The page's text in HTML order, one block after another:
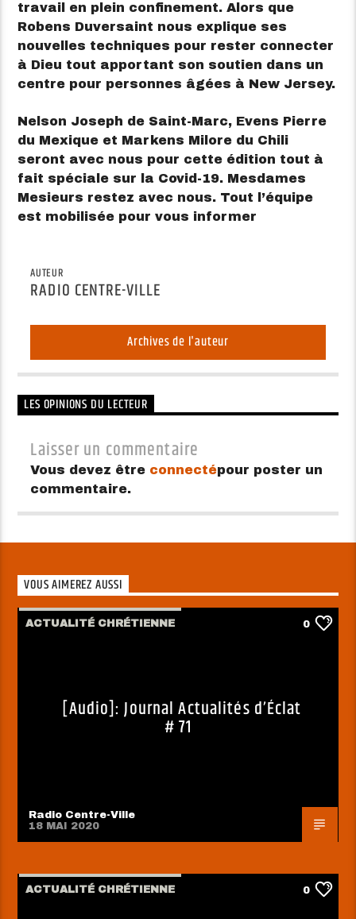
travail en plein confinement. Alors que
Robens Duversaint nous explique ses
nouvelles techniques pour rester connecter
à Dieu tout apportant son soutien dans un
centre pour personnes âgées à New Jersey.
Nelson Joseph de Saint-Marc, Evens Pierre
du Mexique et Markens Milore du Chili
seront avec nous pour cette édition tout à
fait spéciale sur la Covid-19. Mesdames
Mesieurs restez avec nous. Tout l’équipe
est mobilisée pour vous informer
AUTEUR
RADIO CENTRE-VILLE
Archives de l'auteur
LES OPINIONS DU LECTEUR
Laisser un commentaire
Vous devez être connectépour poster un
commentaire.
VOUS AIMEREZ AUSSI
ACTUALITÉ CHRÉTIENNE 0
[Audio]: Journal Actualités d’Éclat
# 71
Radio Centre-Ville
18 MAI 2020
ACTUALITÉ CHRÉTIENNE 0